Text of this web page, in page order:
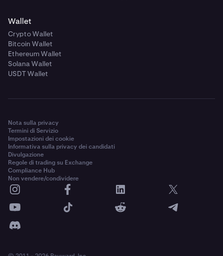
Wallet
Crypto Wallet
Bitcoin Wallet
Ethereum Wallet
Solana Wallet
USDT Wallet
Nota sulla privacy
Termini di Servizio
Impostazioni dei cookie
Informativa sulla privacy dei candidati
Divulgazione
Regole di trading su Exchange
Compliance Hub
Non vendere/condividere